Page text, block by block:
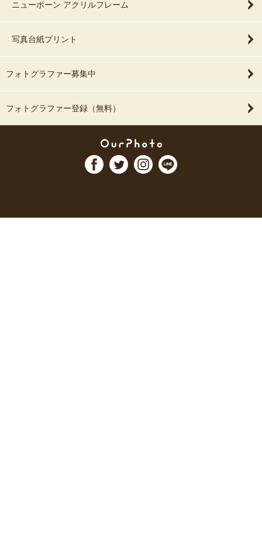
ニューボーン アクリルフレーム
写真台紙プリント
フォトグラファー募集中
フォトグラファー登録（無料）